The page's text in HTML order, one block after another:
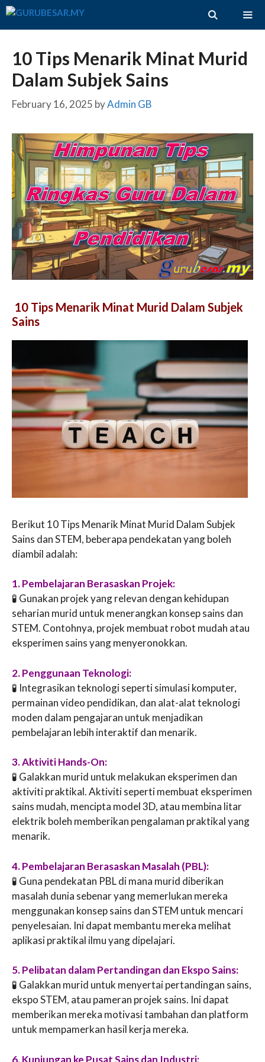
Skip
10 Tips Menarik Minat Murid
Dalam Subjek Sains
February 16, 2025 byAdmin GB
10 Tips Menarik Minat Murid Dalam Subjek
Sains
Berikut 10 Tips Menarik Minat Murid Dalam Subjek
Sains dan STEM, beberapa pendekatan yang boleh
diambil adalah:
1. Pembelajaran Berasaskan Projek:
🧪 Gunakan projek yang relevan dengan kehidupan
seharian murid untuk menerangkan konsep sains dan
STEM. Contohnya, projek membuat robot mudah atau
eksperimen sains yang menyeronokkan.
2. Penggunaan Teknologi:
🧪 Integrasikan teknologi seperti simulasi komputer,
permainan video pendidikan, dan alat-alat teknologi
moden dalam pengajaran untuk menjadikan
pembelajaran lebih interaktif dan menarik.
3. Aktiviti Hands-On:
🧪 Galakkan murid untuk melakukan eksperimen dan
aktiviti praktikal. Aktiviti seperti membuat eksperimen
sains mudah, mencipta model 3D, atau membina litar
elektrik boleh memberikan pengalaman praktikal yang
menarik.
4. Pembelajaran Berasaskan Masalah (PBL):
🧪 Guna pendekatan PBL di mana murid diberikan
masalah dunia sebenar yang memerlukan mereka
menggunakan konsep sains dan STEM untuk mencari
penyelesaian. Ini dapat membantu mereka melihat
aplikasi praktikal ilmu yang dipelajari.
5. Pelibatan dalam Pertandingan dan Ekspo Sains:
🧪 Galakkan murid untuk menyertai pertandingan sains,
ekspo STEM, atau pameran projek sains. Ini dapat
memberikan mereka motivasi tambahan dan platform
untuk mempamerkan hasil kerja mereka.
6. Kunjungan ke Pusat Sains dan Industri: